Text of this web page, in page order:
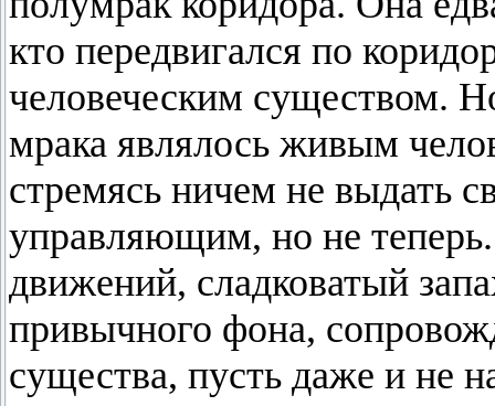
кто передвигался по
человеческим существом.
мрака являлось живым
стремясь ничем не выдать
управляющим, но не
движений, сладковатый
привычного фона,
существа, пусть даже и не